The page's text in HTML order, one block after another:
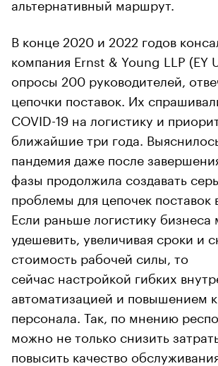
В конце 2020 и 2022 годов
компания Ernst & Young LLP (EY
опросы 200 руководителей,
цепочки поставок. Их
COVID-19 на логистику и
ближайшие три года.
пандемия даже после
фазы продолжила создавать
проблемы для цепочек поставок
Если раньше логистику
удешевить, увеличивая сроки и
стоимость рабочей силы, то
сейчас настройкой гибких
автоматизацией и повышением
персонала. Так, по мнению
можно не только снизить
повысить качество